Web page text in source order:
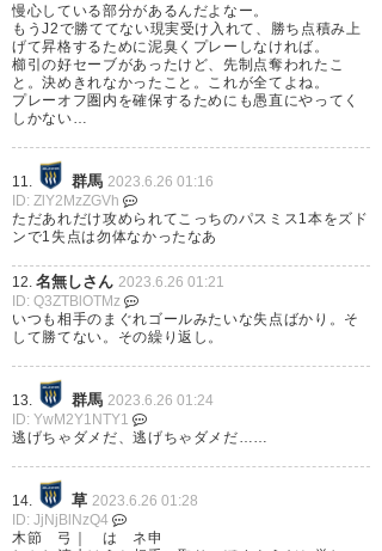
慢心している部分があるんだよなー。
もうJ2で勝ててない現実受け入れて、勝ち点積み上
げて昇格するために泥臭くプレーしなければ。
櫛引の好セーブがあったけど、先制点奪われたこ
と。決めきれなかったこと。これが全てよね。
プレーオフ圏内を確保するためにも愚直にやってく
しかない…
11. 群馬 2023.6.26 01:16
ID: ZlY2MzZGVh
ただあれだけ攻められてこっちのパスミス1本をズド
ンで1失点は勿体なかったなあ
12. 名無しさん 2023.6.26 01:21
ID: Q3ZTBlOTMz
いつも相手のまぐれゴールみたいな失点ばかり。そ
して勝てない。その繰り返し。
13. 群馬 2023.6.26 01:24
ID: YwM2Y1NTY1
逃げちゃダメだ、逃げちゃダメだ……
14. 草 2023.6.26 01:28
ID: JjNjBlNzQ4
木節 弓｜ は ネ申